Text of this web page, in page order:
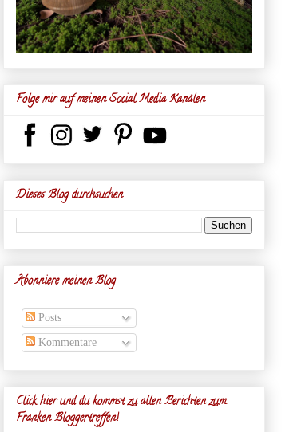
Folge mir auf meinen Social Media Kanälen
Dieses Blog durchsuchen
Abonniere meinen Blog
Posts
Kommentare
Click hier und du kommst zu allen Berichten zum
Franken Bloggertreffen!